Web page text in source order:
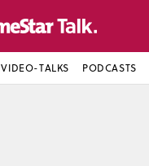
VIDEO-TALKS PODCASTS